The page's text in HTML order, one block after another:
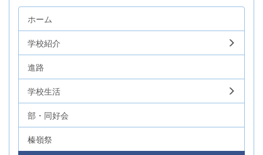
ホーム
学校紹介
進路
学校生活
部・同好会
榛嶺祭